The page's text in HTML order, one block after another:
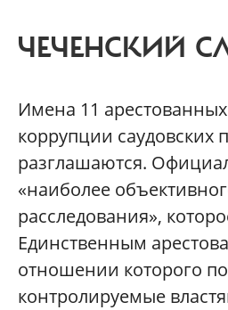
ЧЕЧЕНСКИЙ
Имена 11
коррупции саудовских
разглашаются.
«наиболее
расследования»,
Единственным
отношении которого
контролируемые